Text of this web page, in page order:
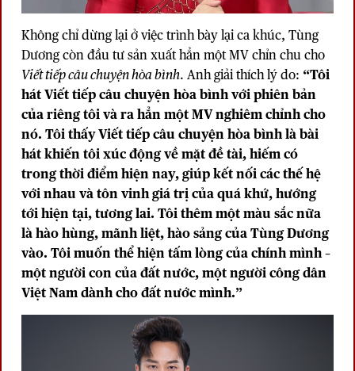
Không chỉ dừng lại ở việc trình bày lại ca khúc, Tùng
Dương còn đầu tư sản xuất hẳn một MV chỉn chu cho
Viết tiếp câu chuyện hòa bình. Anh giải thích lý do: “Tôi
hát Viết tiếp câu chuyện hòa bình với phiên bản
của riêng tôi và ra hẳn một MV nghiêm chỉnh cho
nó. Tôi thấy Viết tiếp câu chuyện hòa bình là bài
hát khiến tôi xúc động về mặt đề tài, hiếm có
trong thời điểm hiện nay, giúp kết nối các thế hệ
với nhau và tôn vinh giá trị của quá khứ, hướng
tới hiện tại, tương lai. Tôi thêm một màu sắc nữa
là hào hùng, mãnh liệt, hào sảng của Tùng Dương
vào. Tôi muốn thể hiện tấm lòng của chính mình –
một người con của đất nước, một người công dân
Việt Nam dành cho đất nước mình.”